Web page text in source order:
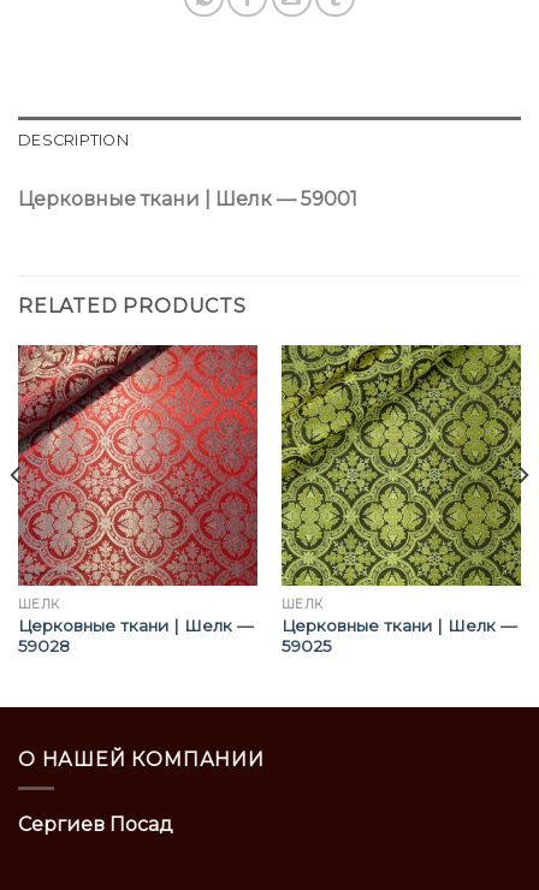
DESCRIPTION
Церковные ткани | Шелк — 59001
RELATED PRODUCTS
ШЁЛК
Церковные ткани | Шелк —
59028
ШЁЛК
Церковные ткани | Шелк —
59025
О НАШЕЙ КОМПАНИИ
Сергиев Посад